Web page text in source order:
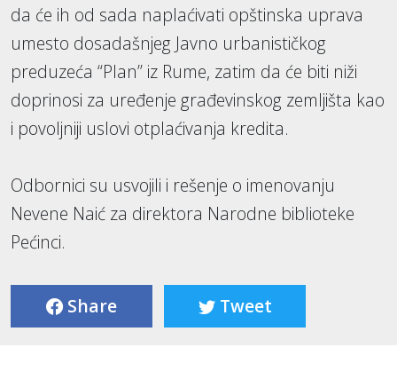
da će ih od sada naplaćivati opštinska uprava
umesto dosadašnjeg Javno urbanističkog
preduzeća “Plan” iz Rume, zatim da će biti niži
doprinosi za uređenje građevinskog zemljišta kao
i povoljniji uslovi otplaćivanja kredita.
Odbornici su usvojili i rešenje o imenovanju
Nevene Naić za direktora Narodne biblioteke
Pećinci.
Share Tweet